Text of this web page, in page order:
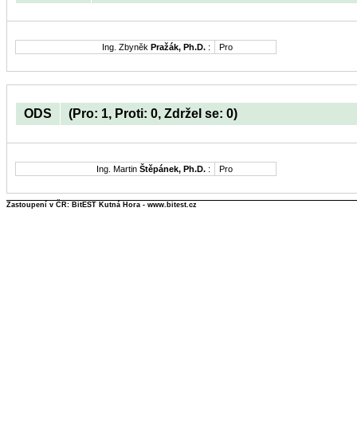
Ing. Zbyněk Pražák, Ph.D. : Pro
ODS (Pro: 1, Proti: 0, Zdržel se: 0)
Ing. Martin Štěpánek, Ph.D. : Pro
Zastoupení v ČR: BitEST Kutná Hora - www.bitest.cz